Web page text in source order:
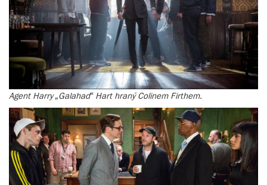
Agent Harry „Galahad“ Hart hraný Colinem Firthem.